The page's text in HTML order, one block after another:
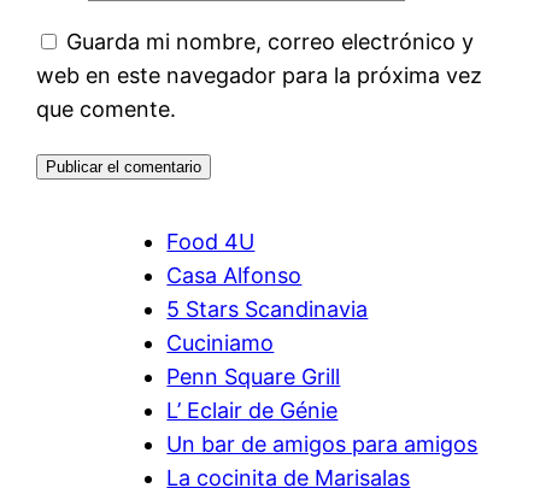
Guarda mi nombre, correo electrónico y
web en este navegador para la próxima vez
que comente.
Food 4U
Casa Alfonso
5 Stars Scandinavia
Cuciniamo
Penn Square Grill
L’ Eclair de Génie
Un bar de amigos para amigos
La cocinita de Marisalas